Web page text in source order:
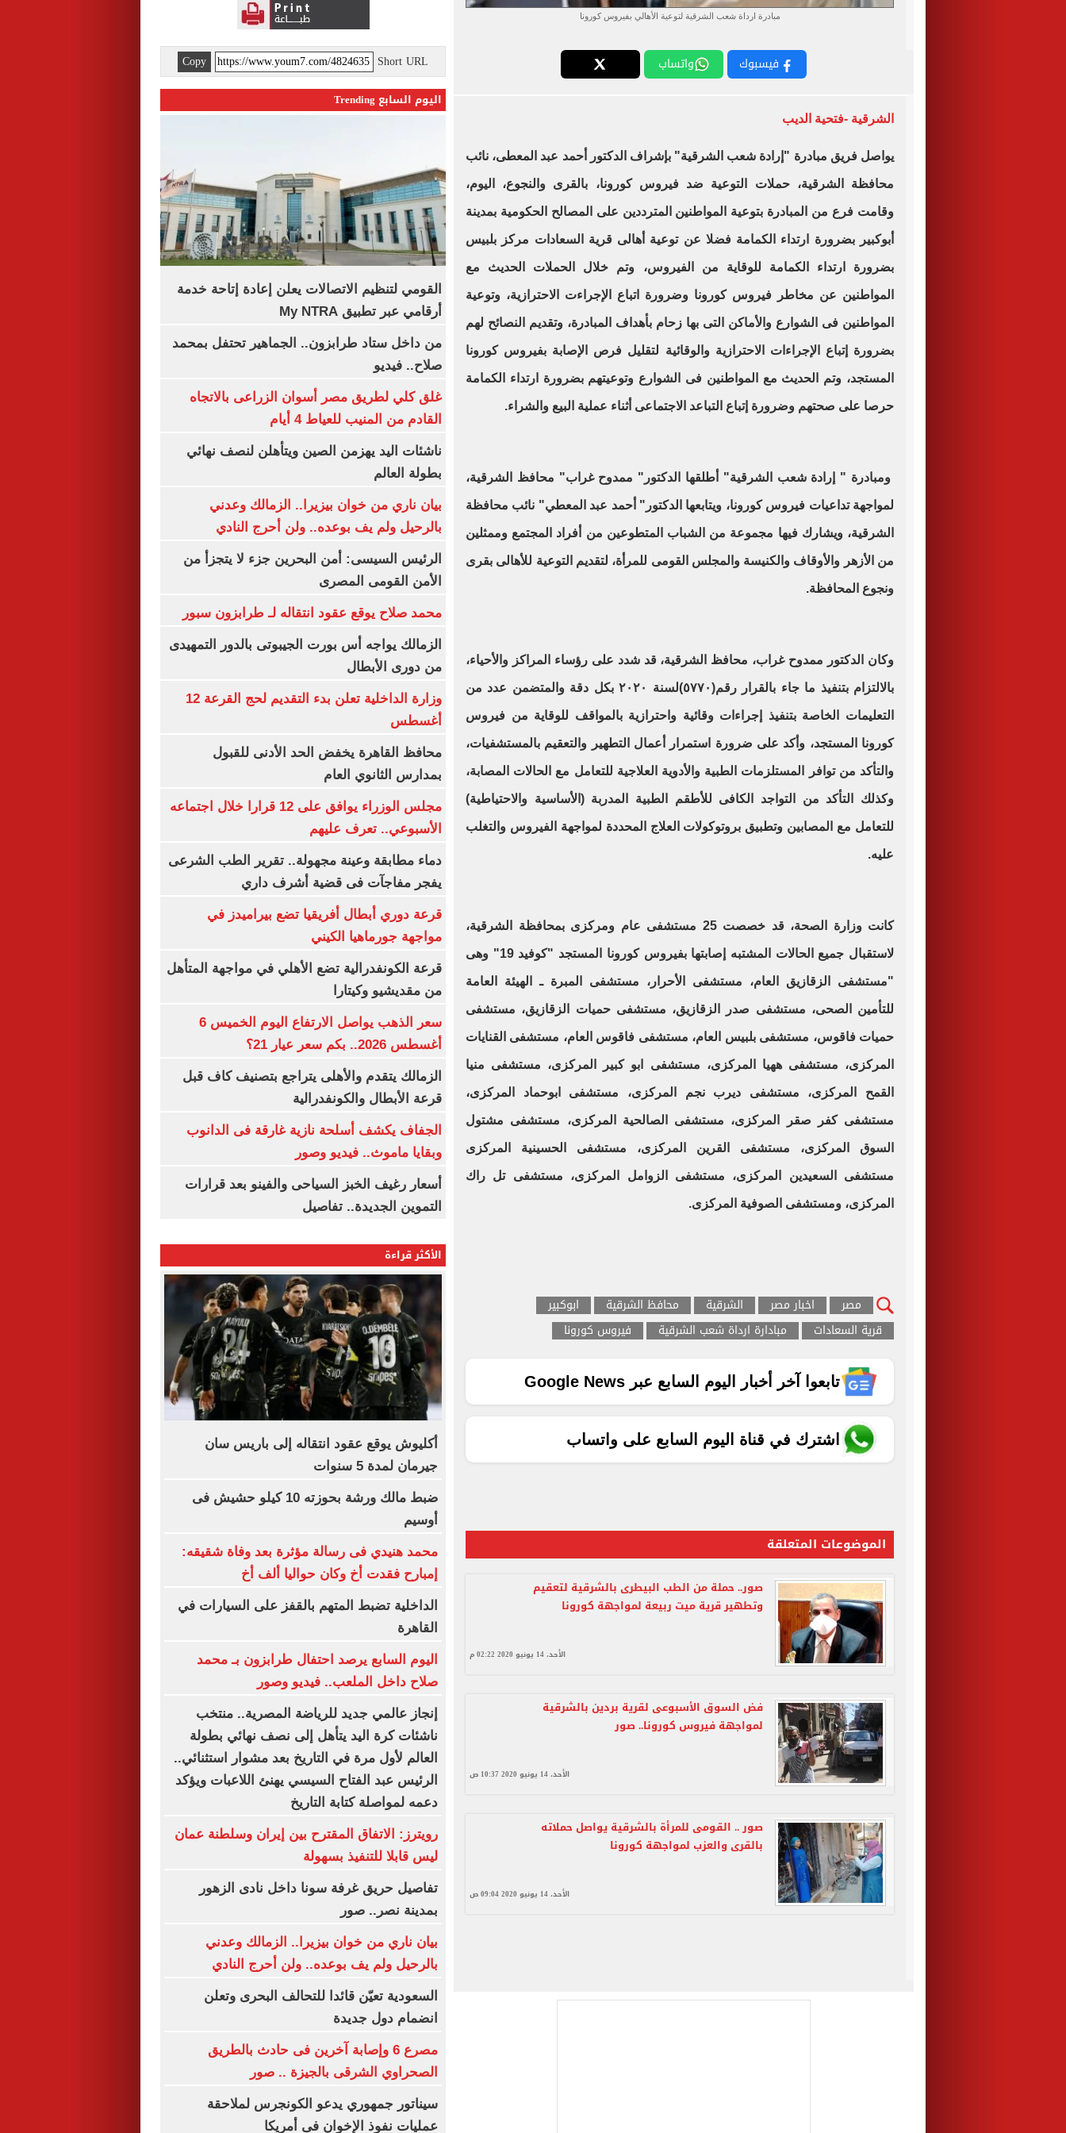
مبادرة ارداة شعب الشرقية لتوعية الأهالي بفيروس كورونا
فيسبوك واتساب
الشرقية -فتحية الديب
يواصل فريق مبادرة "إرادة شعب الشرقية" بإشراف الدكتور أحمد عبد المعطى، نائب
محافظة الشرقية، حملات التوعية ضد فيروس كورونا، بالقرى والنجوع، اليوم،
وقامت فرع من المبادرة بتوعية المواطنين المترددين على المصالح الحكومية بمدينة
أبوكبير بضرورة ارتداء الكمامة فضلا عن توعية أهالى قرية السعادات مركز بلبيس
بضرورة ارتداء الكمامة للوقاية من الفيروس، وتم خلال الحملات الحديث مع
المواطنين عن مخاطر فيروس كورونا وضرورة اتباع الإجراءت الاحترازية، وتوعية
المواطنين فى الشوارع والأماكن التى بها زحام بأهداف المبادرة، وتقديم النصائح لهم
بضرورة إتباع الإجراءات الاحترازية والوقائية لتقليل فرص الإصابة بفيروس كورونا
المستجد، وتم الحديث مع المواطنين فى الشوارع وتوعيتهم بضرورة ارتداء الكمامة
حرصا على صحتهم وضرورة إتباع التباعد الاجتماعى أثناء عملية البيع والشراء.
ومبادرة " إرادة شعب الشرقية" أطلقها الدكتور" ممدوح غراب" محافظ الشرقية،
لمواجهة تداعيات فيروس كورونا، ويتابعها الدكتور" أحمد عبد المعطي" نائب محافظة
الشرقية، ويشارك فيها مجموعة من الشباب المتطوعين من أفراد المجتمع وممثلين
من الأزهر والأوقاف والكنيسة والمجلس القومى للمرأة، لتقديم التوعية للأهالى بقرى
ونجوع المحافظة.
وكان الدكتور ممدوح غراب، محافظ الشرقية، قد شدد على رؤساء المراكز والأحياء،
بالالتزام بتنفيذ ما جاء بالقرار رقم(٥٧٧٠)لسنة ٢٠٢٠ بكل دقة والمتضمن عدد من
التعليمات الخاصة بتنفيذ إجراءات وقائية واحترازية بالمواقف للوقاية من فيروس
كورونا المستجد، وأكد على ضرورة استمرار أعمال التطهير والتعقيم بالمستشفيات،
والتأكد من توافر المستلزمات الطبية والأدوية العلاجية للتعامل مع الحالات المصابة،
وكذلك التأكد من التواجد الكافى للأطقم الطبية المدربة (الأساسية والاحتياطية)
للتعامل مع المصابين وتطبيق بروتوكولات العلاج المحددة لمواجهة الفيروس والتغلب
عليه.
كانت وزارة الصحة، قد خصصت 25 مستشفى عام ومركزى بمحافظة الشرقية،
لاستقبال جميع الحالات المشتبه إصابتها بفيروس كورونا المستجد "كوفيد 19" وهى
"مستشفى الزقازيق العام، مستشفى الأحرار، مستشفى المبرة ـ الهيئة العامة
للتأمين الصحى، مستشفى صدر الزقازيق، مستشفى حميات الزقازيق، مستشفى
حميات فاقوس، مستشفى بلبيس العام، مستشفى فاقوس العام، مستشفى القنايات
المركزى، مستشفى ههيا المركزى، مستشفى ابو كبير المركزى، مستشفى منيا
القمح المركزى، مستشفى ديرب نجم المركزى، مستشفى ابوحماد المركزى،
مستشفى كفر صقر المركزى، مستشفى الصالحية المركزى، مستشفى مشتول
السوق المركزى، مستشفى القرين المركزى، مستشفى الحسينية المركزى
مستشفى السعيدين المركزى، مستشفى الزوامل المركزى، مستشفى تل راك
المركزى، ومستشفى الصوفية المركزى.
مصر اخبار مصر الشرقية محافظ الشرقية
ابوكبير
قرية السعادات
مبادارة ارداة شعب الشرقية فيروس كورونا
تابعوا آخر أخبار اليوم السابع عبر Google News
اشترك في قناة اليوم السابع على واتساب
الموضوعات المتعلقة
صور.. حملة من الطب البيطرى بالشرقية لتعقيم
وتطهير قرية ميت ربيعة لمواجهة كورونا
الأحد، 14 يونيو 2020 02:22 م
فض السوق الأسبوعى لقرية بردين بالشرقية
لمواجهة فيروس كورونا.. صور
الأحد، 14 يونيو 2020 10:37 ص
صور .. القومى للمرأة بالشرقية يواصل حملاته
بالقرى والعزب لمواجهة كورونا
الأحد، 14 يونيو 2020 09:04 ص
Short URL
Copy
اليوم السابع Trending
القومي لتنظيم الاتصالات يعلن إعادة إتاحة خدمة
أرقامي عبر تطبيق My NTRA
من داخل ستاد طرابزون.. الجماهير تحتفل بمحمد
صلاح.. فيديو
غلق كلي لطريق مصر أسوان الزراعى بالاتجاه
القادم من المنيب للعياط 4 أيام
ناشئات اليد يهزمن الصين ويتأهلن لنصف نهائي
بطولة العالم
بيان ناري من خوان بيزيرا.. الزمالك وعدني
بالرحيل ولم يف بوعده.. ولن أحرج النادي
الرئيس السيسى: أمن البحرين جزء لا يتجزأ من
الأمن القومى المصرى
محمد صلاح يوقع عقود انتقاله لـ طرابزون سبور
الزمالك يواجه أس بورت الجيبوتى بالدور التمهيدى
من دورى الأبطال
وزارة الداخلية تعلن بدء التقديم لحج القرعة 12
أغسطس
محافظ القاهرة يخفض الحد الأدنى للقبول
بمدارس الثانوي العام
مجلس الوزراء يوافق على 12 قرارا خلال اجتماعه
الأسبوعي.. تعرف عليهم
دماء مطابقة وعينة مجهولة.. تقرير الطب الشرعى
يفجر مفاجآت فى قضية أشرف داري
قرعة دوري أبطال أفريقيا تضع بيراميدز في
مواجهة جورماهيا الكيني
قرعة الكونفدرالية تضع الأهلي في مواجهة المتأهل
من مقديشيو وكيتارا
سعر الذهب يواصل الارتفاع اليوم الخميس 6
أغسطس 2026.. بكم سعر عيار 21؟
الزمالك يتقدم والأهلى يتراجع بتصنيف كاف قبل
قرعة الأبطال والكونفدرالية
الجفاف يكشف أسلحة نازية غارقة فى الدانوب
وبقايا ماموث.. فيديو وصور
أسعار رغيف الخبز السياحى والفينو بعد قرارات
التموين الجديدة.. تفاصيل
الأكثر قراءة
أكليوش يوقع عقود انتقاله إلى باريس سان
جيرمان لمدة 5 سنوات
ضبط مالك ورشة بحوزته 10 كيلو حشيش فى
أوسيم
محمد هنيدي فى رسالة مؤثرة بعد وفاة شقيقه:
إمبارح فقدت أخ وكان حواليا ألف أخ
الداخلية تضبط المتهم بالقفز على السيارات في
القاهرة
اليوم السابع يرصد احتفال طرابزون بـ محمد
صلاح داخل الملعب.. فيديو وصور
إنجاز عالمي جديد للرياضة المصرية.. منتخب
ناشئات كرة اليد يتأهل إلى نصف نهائي بطولة
العالم لأول مرة في التاريخ بعد مشوار استثنائي..
الرئيس عبد الفتاح السيسي يهنئ اللاعبات ويؤكد
دعمه لمواصلة كتابة التاريخ
رويترز: الاتفاق المقترح بين إيران وسلطنة عمان
ليس قابلا للتنفيذ بسهولة
تفاصيل حريق غرفة سونا داخل نادى الزهور
بمدينة نصر.. صور
بيان ناري من خوان بيزيرا.. الزمالك وعدني
بالرحيل ولم يف بوعده.. ولن أحرج النادي
السعودية تعيّن قائدا للتحالف البحرى وتعلن
انضمام دول جديدة
مصرع 6 وإصابة آخرين فى حادث بالطريق
الصحراوي الشرقى بالجيزة .. صور
سيناتور جمهوري يدعو الكونجرس لملاحقة
عمليات نفوذ الإخوان فى أمريكا